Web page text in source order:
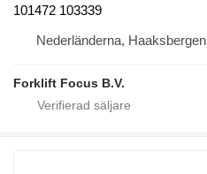
101472 103339
Nederländerna, Haaksbergen
Forklift Focus B.V.